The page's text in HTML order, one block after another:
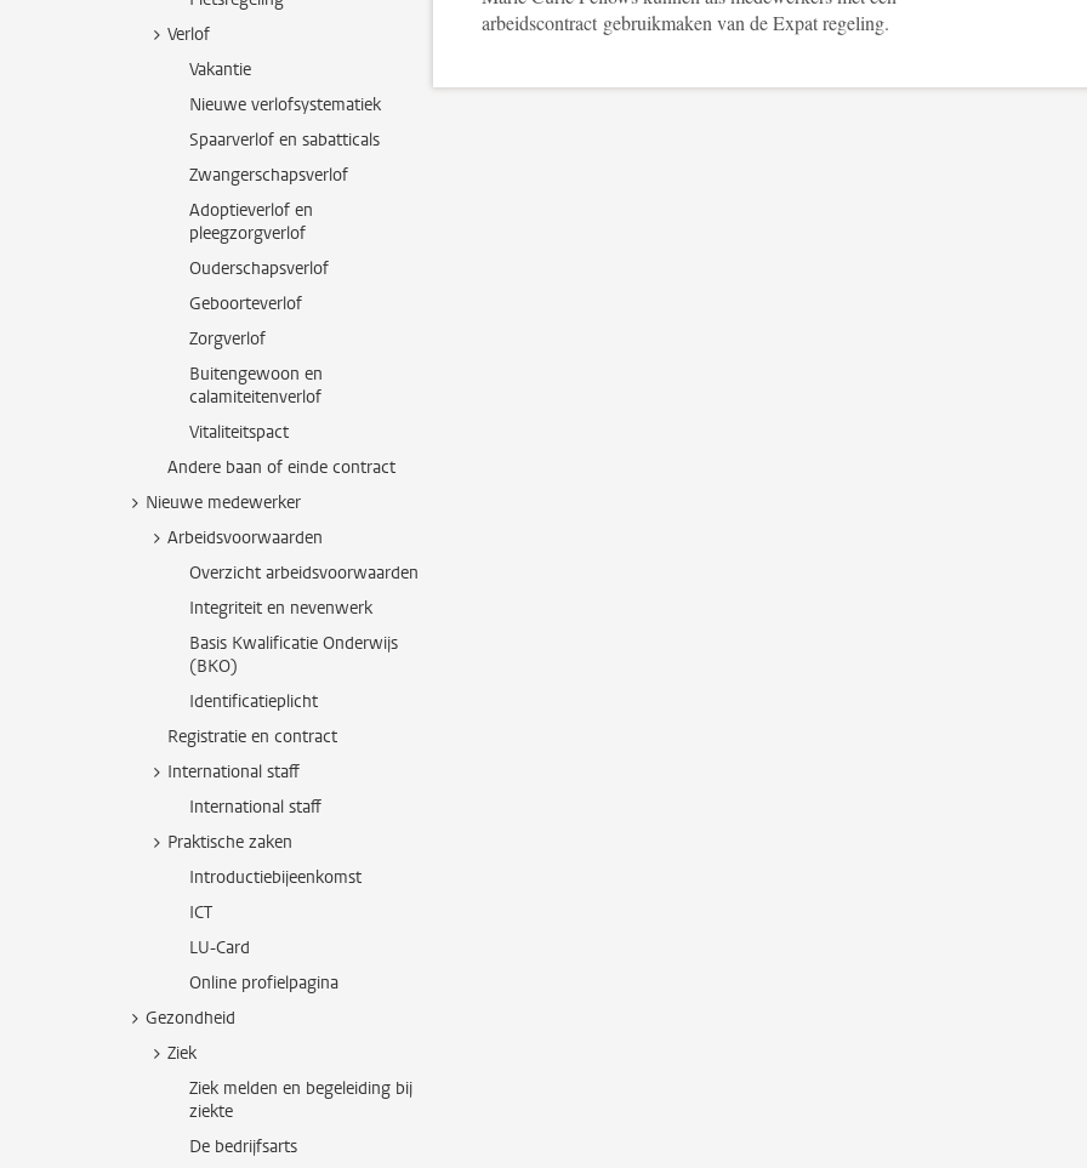
Verlof
Vakantie
Nieuwe verlofsystematiek
Spaarverlof en sabatticals
Zwangerschapsverlof
Adoptieverlof en
pleegzorgverlof
Ouderschapsverlof
Geboorteverlof
Zorgverlof
Buitengewoon en
calamiteitenverlof
Vitaliteitspact
Andere baan of einde contract
Nieuwe medewerker
Arbeidsvoorwaarden
Overzicht arbeidsvoorwaarden
Integriteit en nevenwerk
Basis Kwalificatie Onderwijs
(BKO)
Identificatieplicht
Registratie en contract
International staff
International staff
Praktische zaken
Introductiebijeenkomst
ICT
LU-Card
Online profielpagina
Gezondheid
Ziek
Ziek melden en begeleiding bij
ziekte
De bedrijfsarts
arbeidscontract gebruikmaken van de Expat regeling.